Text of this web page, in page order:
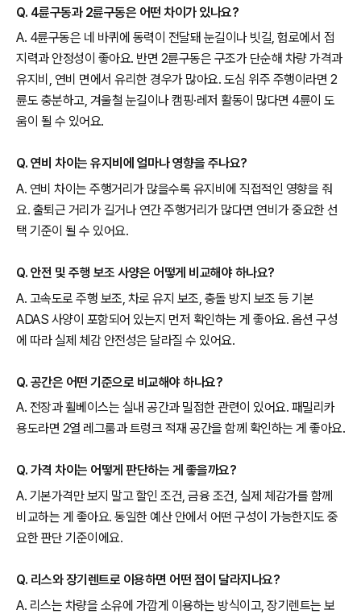
Q. 4륜구동과 2륜구동은 어떤 차이가 있나요?
A. 4륜구동은 네 바퀴에 동력이 전달돼 눈길이나 빗길, 험로에서 접
지력과 안정성이 좋아요. 반면 2륜구동은 구조가 단순해 차량 가격과
유지비, 연비 면에서 유리한 경우가 많아요. 도심 위주 주행이라면 2
륜도 충분하고, 겨울철 눈길이나 캠핑·레저 활동이 많다면 4륜이 도
움이 될 수 있어요.
Q. 연비 차이는 유지비에 얼마나 영향을 주나요?
A. 연비 차이는 주행거리가 많을수록 유지비에 직접적인 영향을 줘
요. 출퇴근 거리가 길거나 연간 주행거리가 많다면 연비가 중요한 선
택 기준이 될 수 있어요.
Q. 안전 및 주행 보조 사양은 어떻게 비교해야 하나요?
A. 고속도로 주행 보조, 차로 유지 보조, 충돌 방지 보조 등 기본
ADAS 사양이 포함되어 있는지 먼저 확인하는 게 좋아요. 옵션 구성
에 따라 실제 체감 안전성은 달라질 수 있어요.
Q. 공간은 어떤 기준으로 비교해야 하나요?
A. 전장과 휠베이스는 실내 공간과 밀접한 관련이 있어요. 패밀리카
용도라면 2열 레그룸과 트렁크 적재 공간을 함께 확인하는 게 좋아요.
Q. 가격 차이는 어떻게 판단하는 게 좋을까요?
A. 기본가격만 보지 말고 할인 조건, 금융 조건, 실제 체감가를 함께
비교하는 게 좋아요. 동일한 예산 안에서 어떤 구성이 가능한지도 중
요한 판단 기준이에요.
Q. 리스와 장기렌트로 이용하면 어떤 점이 달라지나요?
A. 리스는 차량을 소유에 가깝게 이용하는 방식이고, 장기렌트는 보